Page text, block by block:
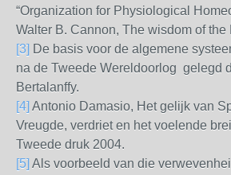
“Organization for Physiological
Walter B. Cannon, The wisdom of the
[3] De basis voor de algemene
na de Tweede Wereldoorlog gelegd
Bertalanffy.
[4] Antonio Damasio, Het gelijk van
Vreugde, verdriet en het voelende
Tweede druk 2004.
[5] Als voorbeeld van die